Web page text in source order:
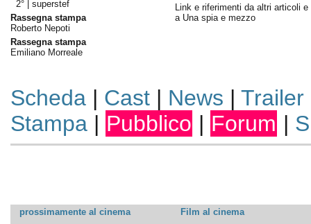
2° | superstef
Rassegna stampa
Roberto Nepoti
Rassegna stampa
Emiliano Morreale
Link e riferimenti da altri articoli e
a Una spia e mezzo
Scheda| Cast| News | Trailer
Stampa| Pubblico | Forum |
prossimamente al cinema
Film al cinema